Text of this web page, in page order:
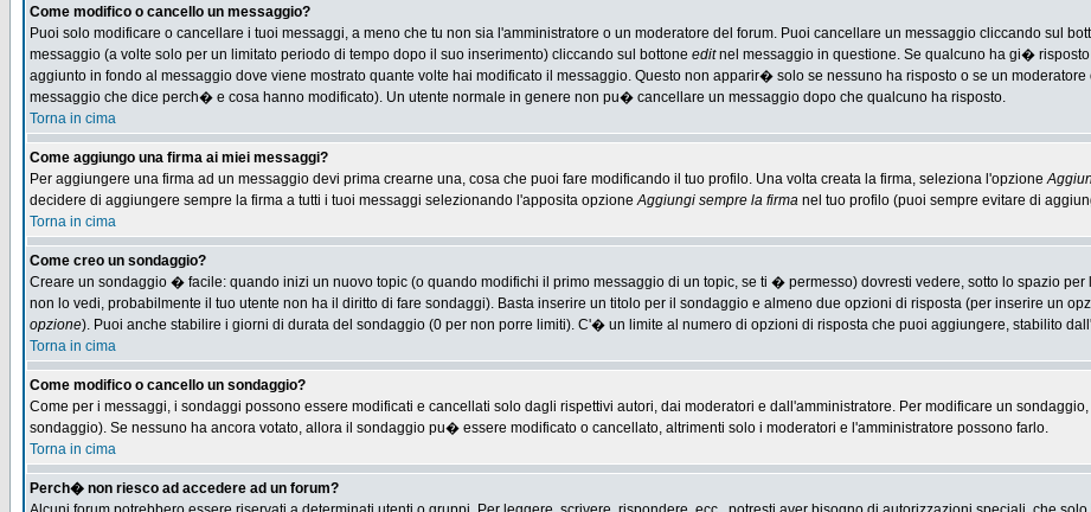
Come modifico o cancello un messaggio?
Puoi solo modificare o cancellare i tuoi messaggi, a meno che tu non sia l'amministratore o un moderatore del forum. Puoi cancellare un messaggio cliccando sul
messaggio (a volte solo per un limitato periodo di tempo dopo il suo inserimento) cliccando sul bottone editnel messaggio in questione. Se qualcuno ha gi�
aggiunto in fondo al messaggio dove viene mostrato quante volte hai modificato il messaggio. Questo non apparir� solo se nessuno ha risposto o se un
messaggio che dice perch� e cosa hanno modificato). Un utente normale in genere non pu� cancellare un messaggio dopo che qualcuno ha risposto.
Torna in cima
Come aggiungo una firma ai miei messaggi?
Per aggiungere una firma ad un messaggio devi prima crearne una, cosa che puoi fare modificando il tuo profilo. Una volta creata la firma, seleziona l'opzione
decidere di aggiungere sempre la firma a tutti i tuoi messaggi selezionando l'apposita opzioneAggiungi sempre la firma nel tuo profilo (puoi sempre evitare di
Torna in cima
Come creo un sondaggio?
Creare un sondaggio � facile: quando inizi un nuovo topic (o quando modifichi il primo messaggio di un topic, se ti � permesso) dovresti vedere, sotto lo spazio
non lo vedi, probabilmente il tuo utente non ha il diritto di fare sondaggi). Basta inserire un titolo per il sondaggio e almeno due opzioni di risposta (per inserire un
opzione). Puoi anche stabilire i giorni di durata del sondaggio (0 per non porre limiti). C'� un limite al numero di opzioni di risposta che puoi aggiungere, stabilito
Torna in cima
Come modifico o cancello un sondaggio?
Come per i messaggi, i sondaggi possono essere modificati e cancellati solo dagli rispettivi autori, dai moderatori e dall'amministratore. Per modificare un
sondaggio). Se nessuno ha ancora votato, allora il sondaggio pu� essere modificato o cancellato, altrimenti solo i moderatori e l'amministratore possono farlo.
Torna in cima
Perch� non riesco ad accedere ad un forum?